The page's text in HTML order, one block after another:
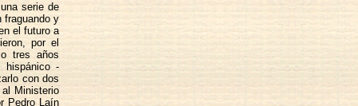
serie de
fraguando y
el futuro a
por el
tres años
hispánico -
con dos
Ministerio
Pedro Laín